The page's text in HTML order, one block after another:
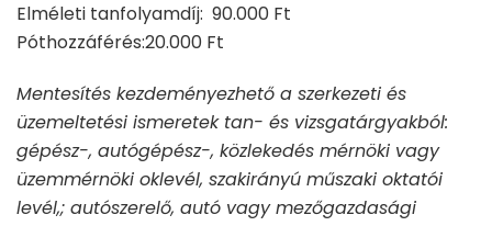
Elméleti tanfolyamdíj: 90.000 Ft
Póthozzáférés:20.000 Ft
Mentesítés kezdeményezhető a szerkezeti és
üzemeltetési ismeretek tan- és vizsgatárgyakból:
gépész-, autógépész-, közlekedés mérnöki vagy
üzemmérnöki oklevél, szakirányú műszaki oktatói
levél,; autószerelő, autó vagy mezőgazdasági